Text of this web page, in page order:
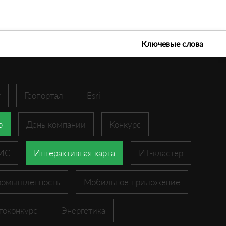
Ключевые слова
Геопортал Esri
День компании Конкурс
Интерактивная карта ИТ-кластер
Мобильное приложение
Энергетика